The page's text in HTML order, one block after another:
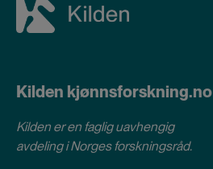
Kilden kjønnsforskning.no
Kilden er en faglig uavhengig
avdeling iNorges forskningsråd.